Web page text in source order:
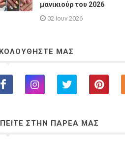
μανικιούρ του 2026
02 Ιουν 2026
ΜΑΣ
ΣΤΗΝ ΠΑΡΕΑ ΜΑΣ